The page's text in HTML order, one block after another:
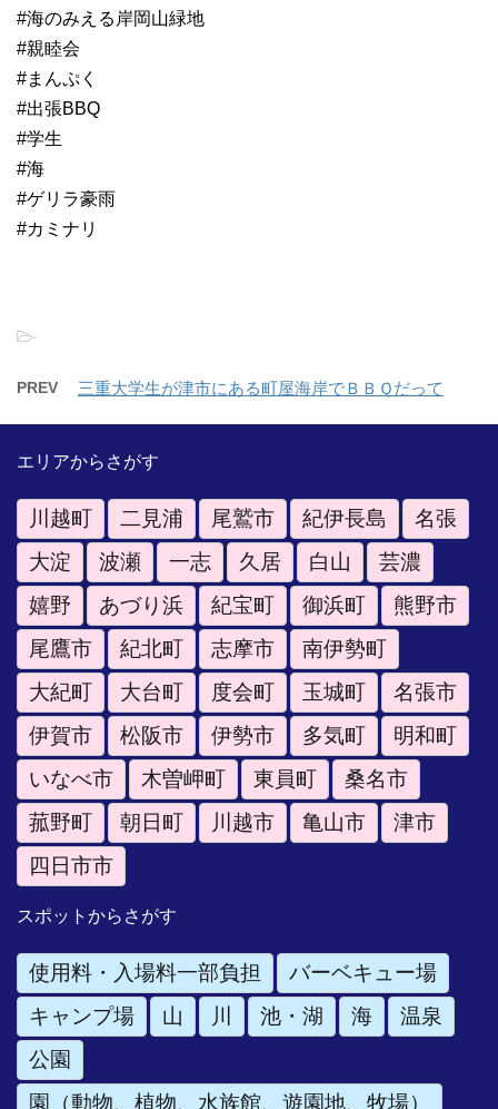
#海のみえる岸岡山緑地
#親睦会
#まんぷく
#出張BBQ
#学生
#海
#ゲリラ豪雨
#カミナリ
-
PREV 三重大学生が津市にある町屋海岸でＢＢＱだって
エリアからさがす
川越町 二見浦 尾鷲市 紀伊長島
名張
大淀
波瀬 一志 久居 白山
芸濃
嬉野
あづり浜 紀宝町 御浜町
熊野市
尾鷹市
紀北町 志摩市
南伊勢町
大紀町
大台町 度会町 玉城町
名張市
伊賀市
松阪市 伊勢市 多気町
明和町
いなべ市
木曽岬町 東員町
桑名市
菰野町
朝日町 川越市 亀山市
津市
四日市市
スポットからさがす
使用料・入場料一部負担
バーベキュー場
キャンプ場
山 川 池・湖 海
温泉
公園
園（動物、植物、水族館、遊園地、牧場）